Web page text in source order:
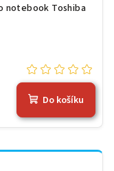
notebook Toshiba
Do košíku